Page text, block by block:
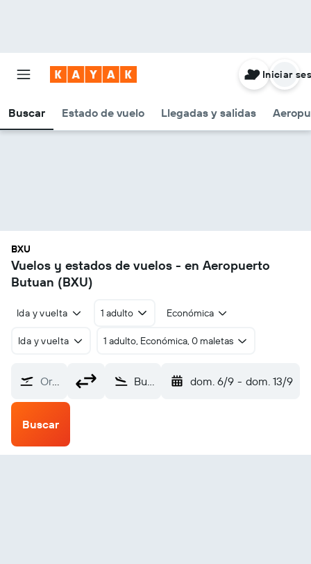
Buscar Estado de vuelo Llegadas y salidas
Iniciar
BXU
Vuelos y estados de vuelos - en Aeropuerto
Butuan (BXU)
Ida y vuelta 1 adulto Económica
Ida y vuelta 1 adulto, Económica, 0 maletas
Origen Butuan (BXU) dom. 6/9 - dom. 13/9
Buscar